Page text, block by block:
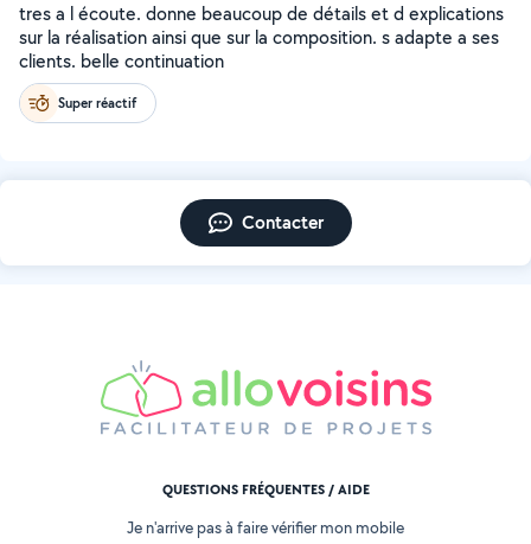
tres a l écoute. donne beaucoup de détails et d explications
sur la réalisation ainsi que sur la composition. s adapte a ses
clients. belle continuation
Super réactif
Contacter
QUESTIONS FRÉQUENTES / AIDE
Je n'arrive pas à faire vérifier mon mobile